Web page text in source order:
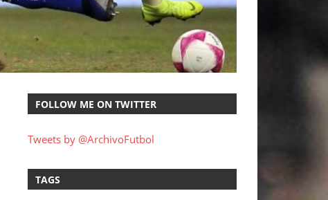
FOLLOW ME ON TWITTER
Tweets by @ArchivoFutbol
TAGS